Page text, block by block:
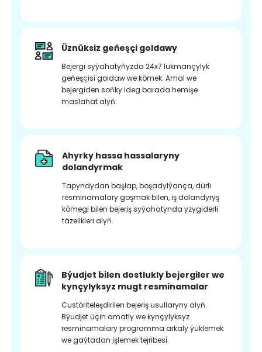
Üznüksiz geňeşçi goldawy
Bejergi syýahatyňyzda 24x7 lukmançylyk
geňeşçisi goldaw we kömek. Amal we
bejergiden soňky ideg barada hemişe
maslahat alyň.
Ahyrky hassa hassalaryny
dolandyrmak
Tapyndydan başlap, boşadylýança, dürli
resminamalary goşmak bilen, iş dolandyryş
kömegi bilen bejeriş syýahatynda yzygiderli
täzelikleri alyň.
Býudjet bilen dostlukly bejergiler we
kynçylyksyz mugt resminamalar
Custöriteleşdirilen bejeriş usullaryny alyň.
Býudjet üçin amatly we kynçylyksyz
resminamalary programma arkaly ýüklemek
we gaýtadan işlemek tejribesi.